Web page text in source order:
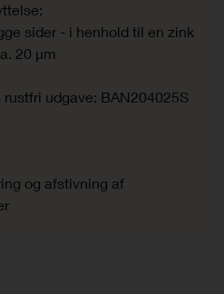
sider - i henhold til en zink
20 μm
rustfri udgave: BAN204025S
og afstivning af